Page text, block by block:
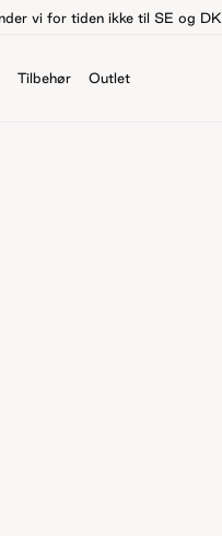
vi for tiden ikke til SE og DK
Tilbehør Outlet